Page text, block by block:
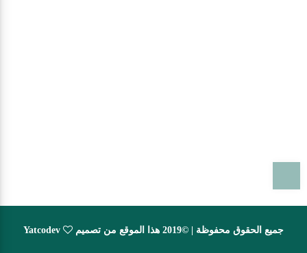
جميع الحقوق محفوظة | ©2019 هذا الموقع من تصميم Yatcodev